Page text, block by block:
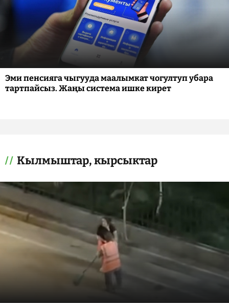
Эми пенсияга чыгууда маалымкат чогултуп убара
тартпайсыз. Жаңы система ишке кирет
Кылмыштар, кырсыктар